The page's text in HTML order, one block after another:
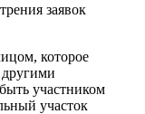
заявок
которое
участником
участок